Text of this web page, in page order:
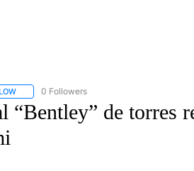
FOLLOW "CNN-SPANISH" TO RECEIVE
0 Followers
“Bentley” de torres